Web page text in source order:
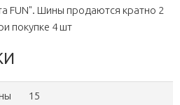
FUN". Шины продаются кратно 2
покупке 4 шт
15